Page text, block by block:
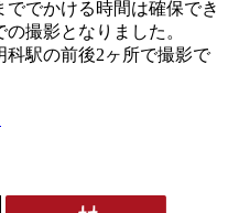
でかける時間は確保でき
撮影となりました。
駅の前後2ヶ所で撮影で